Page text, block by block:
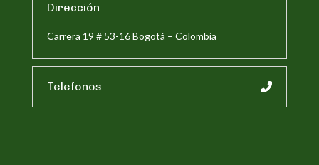
Dirección
Carrera 19 # 53-16 Bogotá – Colombia
Telefonos